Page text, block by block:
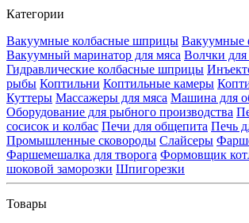
Категории
Вакуумные колбасные шприцы Вакуумные
Вакуумный маринатор для мяса Волчки для
Гидравлические колбасные шприцы
рыбы Коптильни Коптильные камеры
Куттеры Массажеры для мяса Машина для
Оборудование для рыбного производства
сосисок и колбас Печи для общепита Печь
Промышленные сковороды Слайсеры
Фаршемешалка для творога Формовщик
шоковой заморозки Шпигорезки
Товары